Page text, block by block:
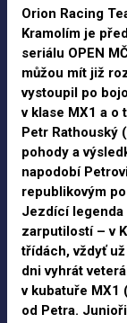
Orion Racing
Kramolím je
seriálu OPEN
můžou mít již
vystoupil po
v klase MX1 a o
Petr Rathouský
pohody a
napodobí
republikovým
Jezdící legenda
zarputilostí – v
třídách, vždyť už
dni vyhrát
v kubatuře MX1
od Petra.